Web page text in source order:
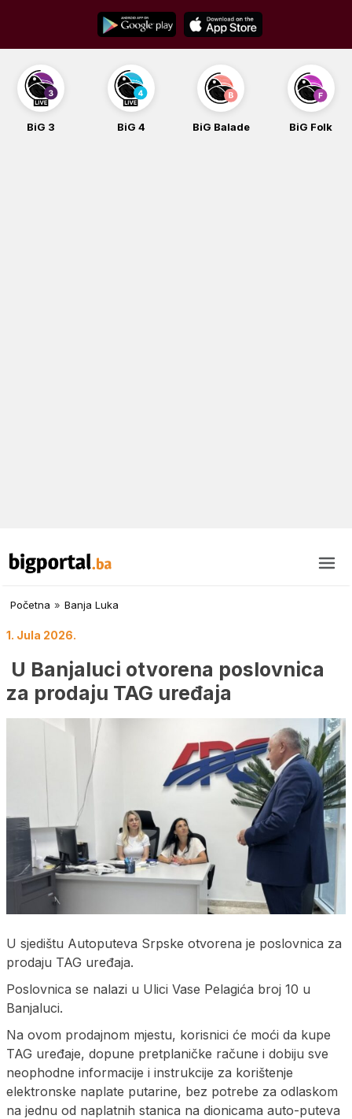
content
BiG 3 BiG 4 BiG Balade BiG Folk
Početna » Banja Luka
1. Jula 2026.
U Banjaluci otvorena poslovnica
za prodaju TAG uređaja
U sjedištu Autoputeva Srpske otvorena je poslovnica za
prodaju TAG uređaja.
Poslovnica se nalazi u Ulici Vase Pelagića broj 10 u
Banjaluci.
Na ovom prodajnom mjestu, korisnici će moći da kupe
TAG uređaje, dopune pretplaničke račune i dobiju sve
neophodne informacije i instrukcije za korištenje
elektronske naplate putarine, bez potrebe za odlaskom
na jednu od naplatnih stanica na dionicama auto-puteva